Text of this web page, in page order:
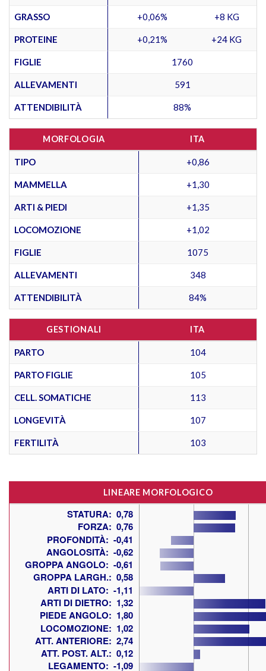
GRASSO +0,06% +8 KG
PROTEINE +0,21% +24 KG
FIGLIE 1760
ALLEVAMENTI 591
ATTENDIBILITÀ 88%
MORFOLOGIA ITA
TIPO +0,86
MAMMELLA +1,30
ARTI & PIEDI +1,35
LOCOMOZIONE +1,02
FIGLIE 1075
ALLEVAMENTI 348
ATTENDIBILITÀ 84%
GESTIONALI ITA
PARTO 104
PARTO FIGLIE 105
CELL. SOMATICHE 113
LONGEVITÀ 107
FERTILITÀ 103
LINEARE MORFOLOGICO